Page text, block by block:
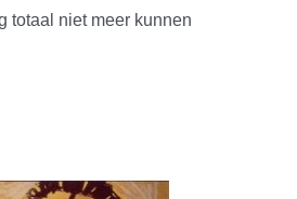
totaal niet meer kunnen